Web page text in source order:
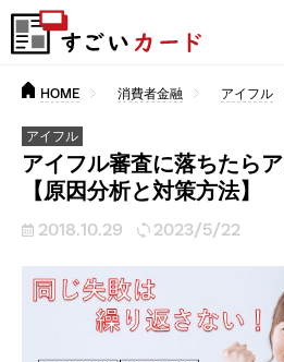
HOME 消費者金融 アイフル
アイフル
アイフル審査に落ちたら
【原因分析と対策方法】
2018.10.29 2023/5/22